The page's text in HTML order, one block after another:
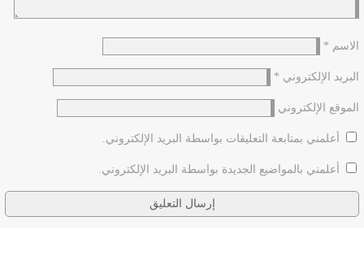
الاسم *
البريد الإلكتروني *
الموقع الإلكتروني
أعلمني بمتابعة التعليقات بواسطة البريد الإلكتروني.
أعلمني بالمواضيع الجديدة بواسطة البريد الإلكتروني.